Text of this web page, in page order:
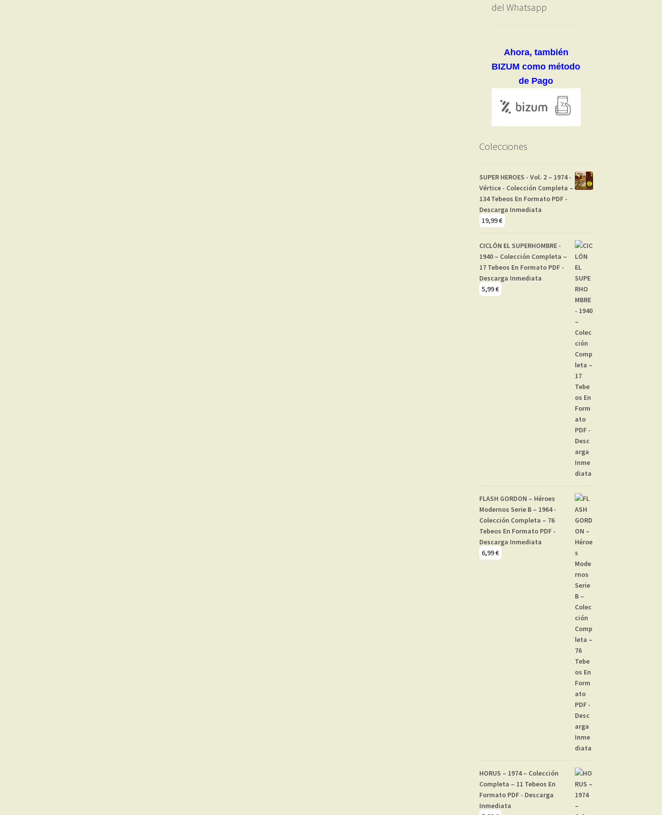
del Whatsapp
Ahora, también
BIZUM como método
de Pago
Colecciones
SUPER HEROES - Vol. 2 – 1974 -
Vértice - Colección Completa –
134 Tebeos En Formato PDF -
Descarga Inmediata
19,99€
CICLÓN EL SUPERHOMBRE -
1940 – Colección Completa –
17 Tebeos En Formato PDF -
Descarga Inmediata
5,99€
FLASH GORDON – Héroes
Modernos Serie B – 1964 -
Colección Completa – 76
Tebeos En Formato PDF -
Descarga Inmediata
6,99€
HORUS – 1974 – Colección
Completa – 11 Tebeos En
Formato PDF - Descarga
Inmediata